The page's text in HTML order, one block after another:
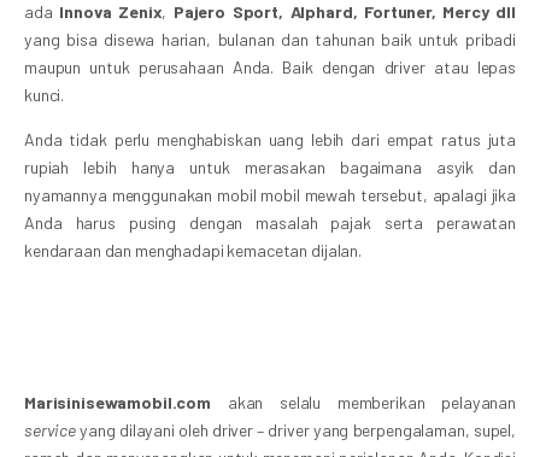
ada Innova Zenix, Pajero Sport, Alphard, Fortuner, Mercy dll
yang bisa disewa harian, bulanan dan tahunan baik untuk pribadi
maupun untuk perusahaan Anda. Baik dengan driver atau lepas
kunci.
Anda tidak perlu menghabiskan uang lebih dari empat ratus juta
rupiah lebih hanya untuk merasakan bagaimana asyik dan
nyamannya menggunakan mobil mobil mewah tersebut, apalagi jika
Anda harus pusing dengan masalah pajak serta perawatan
kendaraan dan menghadapi kemacetan dijalan.
Marisinisewamobil.com akan selalu memberikan pelayanan
serviceyang dilayani oleh driver – driver yang berpengalaman, supel,